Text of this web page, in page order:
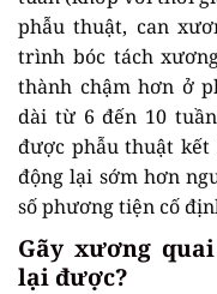
phẫu thuật, can
trình bóc tách
thành chậm hơn ở
dài từ 6 đến 10
được phẫu thuật
động lại sớm hơn
số phương tiện cố
Gãy xương
lại được?